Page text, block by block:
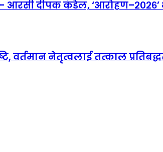
दीपक कंडेल,
वर्तमान नेतृत्वलाई तत्काल